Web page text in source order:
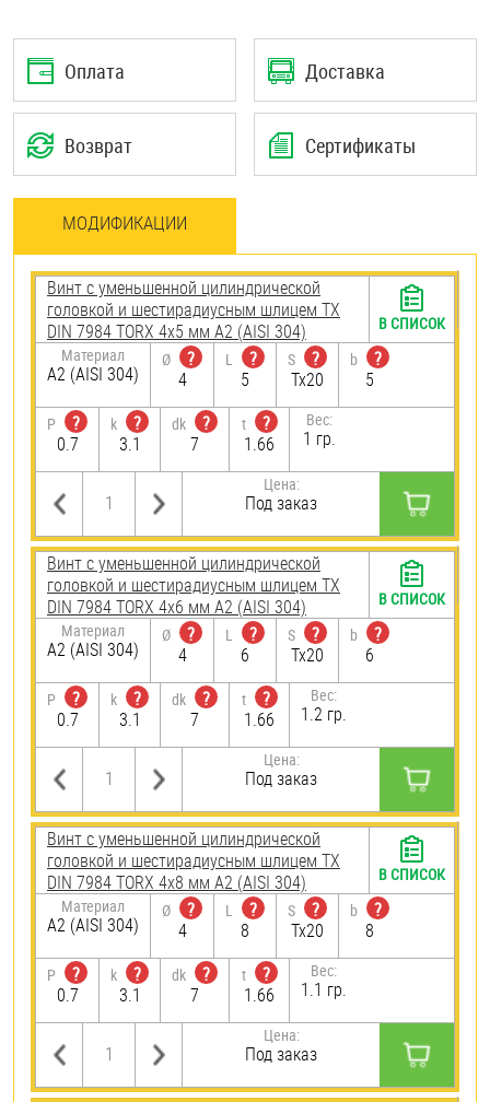
Оплата Доставка
Возврат Сертификаты
МОДИФИКАЦИИ
Винт с уменьшенной цилиндрической
головкой и шестирадиусным шлицем TX
DIN 7984 TORX 4х5 мм А2 (AISI 304)
Материал
А2 (AISI 304)
Ø
?
4
L
?
5
S
?
Tx20
b
?
5
P
?
0.7
k
?
3.1
dk
?
7
t
?
1.66
Вес:
1 гр.
Цена:
Под заказ
В СПИСОК
Винт с уменьшенной цилиндрической
головкой и шестирадиусным шлицем TX
DIN 7984 TORX 4х6 мм А2 (AISI 304)
Материал
А2 (AISI 304)
Ø
?
4
L
?
6
S
?
Tx20
b
?
6
P
?
0.7
k
?
3.1
dk
?
7
t
?
1.66
Вес:
1.2 гр.
Цена:
Под заказ
В СПИСОК
Винт с уменьшенной цилиндрической
головкой и шестирадиусным шлицем TX
DIN 7984 TORX 4х8 мм А2 (AISI 304)
Материал
А2 (AISI 304)
Ø
?
4
L
?
8
S
?
Tx20
b
?
8
P
?
0.7
k
?
3.1
dk
?
7
t
?
1.66
Вес:
1.1 гр.
Цена:
Под заказ
В СПИСОК